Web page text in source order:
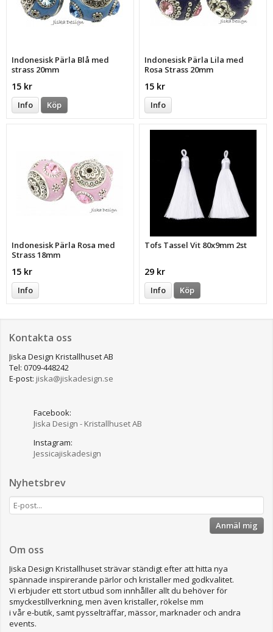
Indonesisk Pärla Blå med
strass 20mm
15 kr
Info Köp
Indonesisk Pärla Lila med
Rosa Strass 20mm
15 kr
Info
Indonesisk Pärla Rosa med
Strass 18mm
15 kr
Info
Tofs Tassel Vit 80x9mm 2st
29 kr
Info Köp
Kontakta oss
Jiska Design Kristallhuset AB
Tel: 0709-448242
E-post: jiska@jiskadesign.se
Facebook:
Jiska Design - Kristallhuset AB
Instagram:
Jessicajiskadesign
Nyhetsbrev
Anmäl mig
Om oss
Jiska Design Kristallhuset strävar ständigt efter att hitta nya
spännade inspirerande pärlor och kristaller med godkvalitet.
Vi erbjuder ett stort utbud som innhåller allt du behöver för
smyckestillverkning, men även kristaller, rökelse mm
i vår e-butik, samt pysselträffar, mässor, marknader och andra
events.